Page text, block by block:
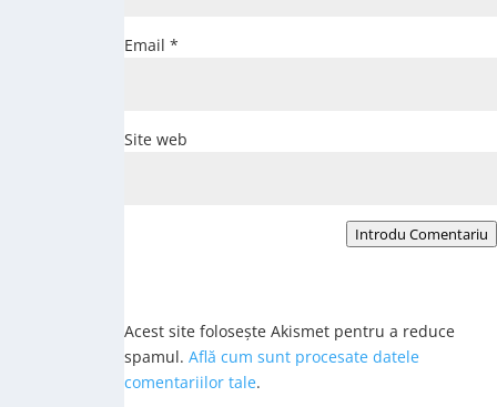
Email *
Site web
Introdu Comentariu
Acest site folosește Akismet pentru a reduce
spamul. Află cum sunt procesate datele
comentariilor tale.